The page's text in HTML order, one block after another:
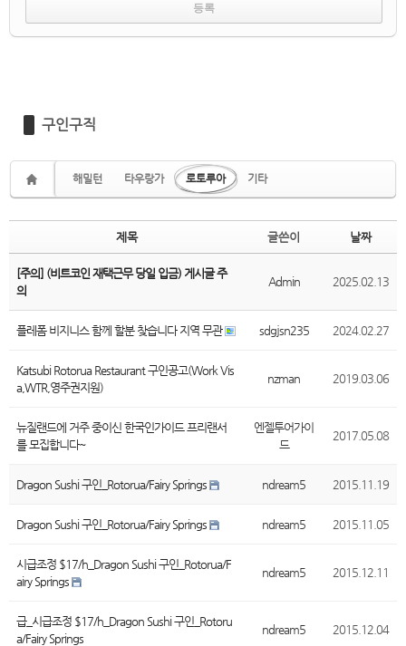
구인구직
해밀턴 타우랑가 로토루아 기타
제목 글쓴이 날짜
[주의] (비트코인 재택근무 당일 입금) 게시글 주
의
Admin 2025.02.13
플레폼 비지니스 함께 할분 찾습니다 지역 무관 sdgjsn235 2024.02.27
Katsubi Rotorua Restaurant 구인공고(Work Vis
a,WTR,영주권지원)
nzman 2019.03.06
뉴질랜드에 거주 중이신 한국인가이드 프리랜서
를 모집합니다~
엔젤투어가이
드
2017.05.08
Dragon Sushi 구인_Rotorua/Fairy Springs ndream5 2015.11.19
Dragon Sushi 구인_Rotorua/Fairy Springs ndream5 2015.11.05
시급조정 $17/h_Dragon Sushi 구인_Rotorua/F
airy Springs
ndream5 2015.12.11
급_시급조정 $17/h_Dragon Sushi 구인_Rotoru
a/Fairy Springs
ndream5 2015.12.04